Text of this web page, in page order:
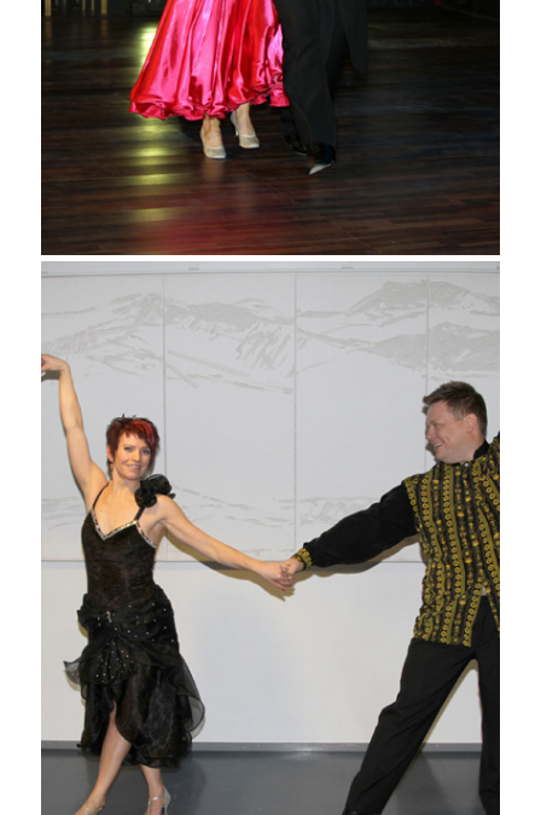
Antti Kaarlela ja Eija
Hytinkoski VUODEN 2011
HELMI JA HEIKKI!